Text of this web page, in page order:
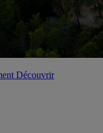
Découvrir